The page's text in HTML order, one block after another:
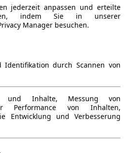
jederzeit anpassen und erteilte
indem Sie in unserer
Manager besuchen.
Identifikation durch Scannen von
und Inhalte, Messung von
Performance von Inhalten,
Entwicklung und Verbesserung